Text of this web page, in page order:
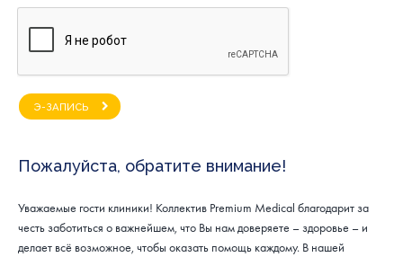
Э-ЗАПИСЬ
Пожалуйста, обратите внимание!
Уважаемые гости клиники! Коллектив Premium Medical благодарит за
честь заботиться о важнейшем, что Вы нам доверяете – здоровье – и
делает всё возможное, чтобы оказать помощь каждому. В нашей